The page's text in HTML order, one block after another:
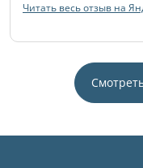
Читать весь отзыв на